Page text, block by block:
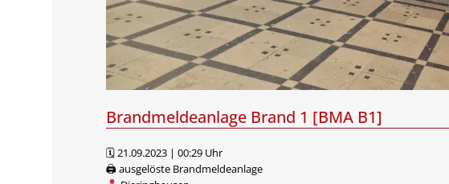
Brandmeldeanlage Brand 1 [BMA B1]
🗓 21.09.2023 | 00:29 Uhr
🖨 ausgelöste Brandmeldeanlage